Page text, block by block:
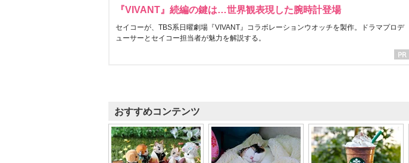
『VIVANT』続編の鍵は…世界観表現した腕時計登場
セイコーが、TBS系日曜劇場『VIVANT』コラボレーションウオッチを製作。ドラマプロデ
ューサーとセイコー担当者が魅力を解説する。
おすすめコンテンツ